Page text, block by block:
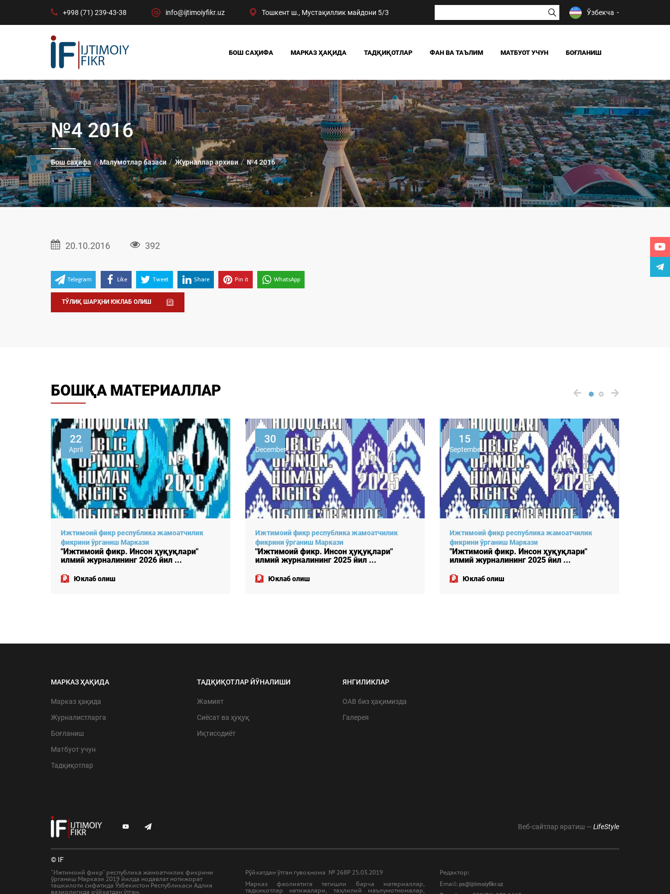
+998 (71) 239-43-38 info@ijtimoiyfikr.uz Тошкент ш., Мустақиллик майдони 5/3 Ўзбекча
БОШ САҲИФА МАРКАЗ ҲАҚИДА
БИЗНИНГ ЮТУҚЛАРИМИЗ
РАҲБАРИЯТ
МАРКАЗ ТУЗИЛМАСИ
ТАДҚИҚОТЛАР
ЖАМИЯТ
СИЁСАТ ВА ҲУҚУҚ
ИҚТИСОДИЁТ
DIGITAL СОЦИОЛОГИЯ
ФАН ВА ТАЪЛИМ МАТБУОТ УЧУН
ЯНГИЛИКЛАР
ОАВ БИЗ ҲАҚИМИЗДА
БОҒЛАНИШ
№4 2016
Бош саҳифа Малумотлар базаси Журналлар архиви №4 2016
20.10.2016 392
Telegram Like Tweet Share Pin it WhatsApp
ТЎЛИҚ ШАРҲНИ ЮКЛАБ ОЛИШ
БОШҚА МАТЕРИАЛЛАР
22
April
Ижтимоий фикр республика жамоатчилик
фикрини ўрганиш Маркази
"Ижтимоий фикр. Инсон ҳуқуқлари"
илмий журналининг 2026 йил ...
Юклаб олиш
30
December
Ижтимоий фикр республика жамоатчилик
фикрини ўрганиш Маркази
"Ижтимоий фикр. Инсон ҳуқуқлари"
илмий журналининг 2025 йил ...
Юклаб олиш
15
September
Ижтимоий фикр республика жамоатчилик
фикрини ўрганиш Маркази
"Ижтимоий фикр. Инсон ҳуқуқлари"
илмий журналининг 2025 йил ...
Юклаб олиш
МАРКАЗ ҲАҚИДА
Марказ ҳақида
Журналистларга
Боғланиш
Матбуот учун
Тадқиқотлар
ТАДҚИҚОТЛАР ЙЎНАЛИШИ
Жамият
Сиёсат ва ҳуқуқ
Иқтисодиёт
ЯНГИЛИКЛАР
ОАВ биз ҳақимизда
Галерея
Веб-сайтлар яратиш — LifeStyle
© IF
"Ижтимоий фикр" республика жамоатчилик фикрини
ўрганиш Маркази 2019 йилда нодавлат нотижорат
ташкилоти сифатида Ўзбекистон Республикаси Адлия
вазирлигида рўйхатдан ўтган.
Рўйхатдан ўтган гувоҳнома № 268Р 25.03.2019
Марказ фаолиятига тегишли барча материаллар,
тадқиқотлар натижалари, таҳлилий маълумотномалар,
Редактор:
Email: ps@ijtimoiyfikr.uz